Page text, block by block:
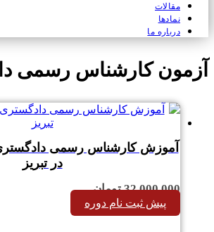
مقالات
نمادها
درباره ما
آزمون کارشناس رسمی
آموزش کارشناس رسمی
در تبریز
32,000,000 تومان
پیش ثبت نام دوره